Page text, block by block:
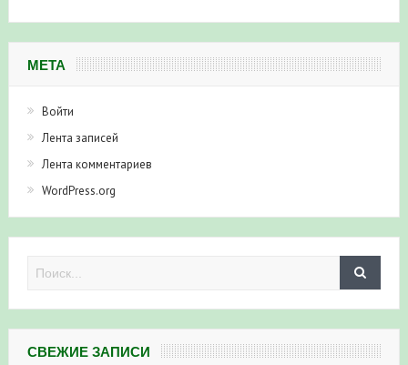
МЕТА
Войти
Лента записей
Лента комментариев
WordPress.org
СВЕЖИЕ ЗАПИСИ